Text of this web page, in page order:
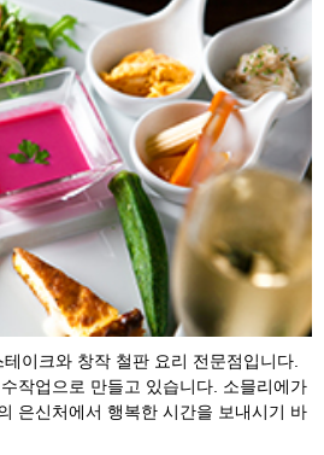
이크와 창작 철판 요리 전문점입니다.
작업으로 만들고 있습니다. 소믈리에가
은신처에서 행복한 시간을 보내시기 바